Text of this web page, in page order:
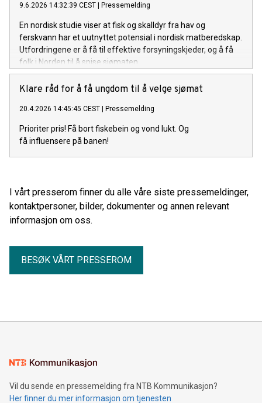
9.6.2026 14:32:39 CEST Pressemelding
En nordisk studie viser at fisk og skalldyr fra hav og
ferskvann har et uutnyttet potensial i nordisk matberedskap.
Utfordringene er å få til effektive forsyningskjeder, og å få
folk i Norden til å spise sjømaten.
Klare råd for å få ungdom til å velge sjømat
20.4.2026 14:45:45 CEST Pressemelding
Prioriter pris! Få bort fiskebein og vond lukt. Og
få influensere på banen!
I vårt presserom finner du alle våre siste pressemeldinger,
kontaktpersoner, bilder, dokumenter og annen relevant
informasjon om oss.
BESØK VÅRT PRESSEROM
Vil du sende en pressemelding fra NTB Kommunikasjon?
Her finner du mer informasjon om tjenesten